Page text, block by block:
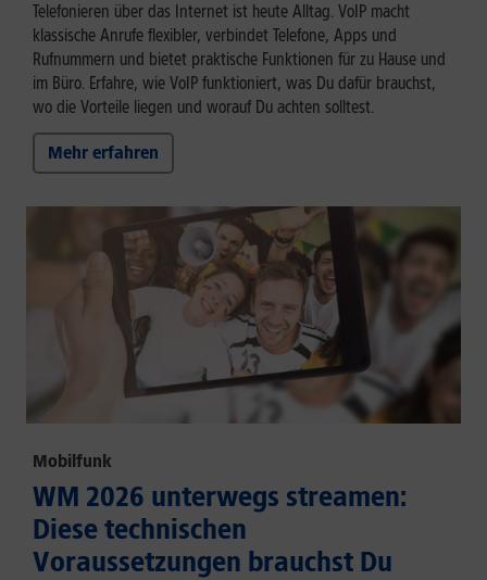
Telefonieren über das Internet ist heute Alltag. VoIP macht
klassische Anrufe flexibler, verbindet Telefone, Apps und
Rufnummern und bietet praktische Funktionen für zu Hause und
im Büro. Erfahre, wie VoIP funktioniert, was Du dafür brauchst,
wo die Vorteile liegen und worauf Du achten solltest.
Mehr erfahren
Mobilfunk
WM 2026 unterwegs streamen:
Diese technischen
Voraussetzungen brauchst Du